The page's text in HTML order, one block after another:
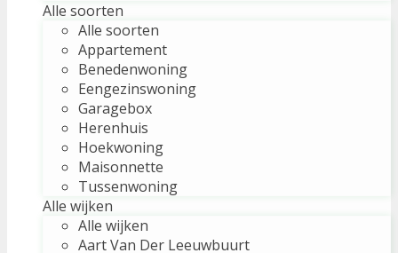
Alle soorten
Alle soorten
Appartement
Benedenwoning
Eengezinswoning
Garagebox
Herenhuis
Hoekwoning
Maisonnette
Tussenwoning
Alle wijken
Alle wijken
Aart Van Der Leeuwbuurt